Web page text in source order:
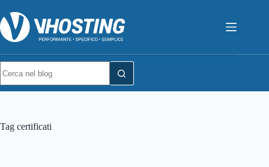
Tag certificati